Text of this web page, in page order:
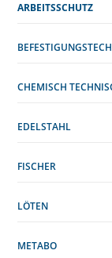
ARBEITSSCHUTZ
CHEMISCH
EDELSTAHL
FISCHER
LÖTEN
METABO